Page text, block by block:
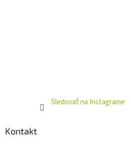
Sledovať na Instagrame
Kontakt